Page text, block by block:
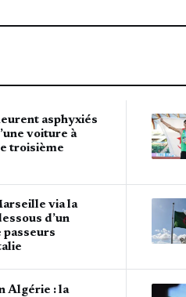
asphyxiés
voiture à
troisième
via la
d’un
passeurs
Algérie : la